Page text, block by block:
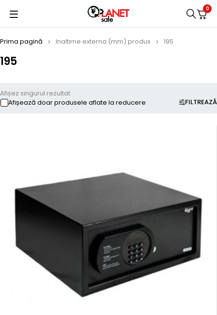
0
195
Prima pagină Inaltime externa (mm) produs 195
FILTREAZĂ
Afișez singurul rezultat
Afișează doar produsele aflate la reducere